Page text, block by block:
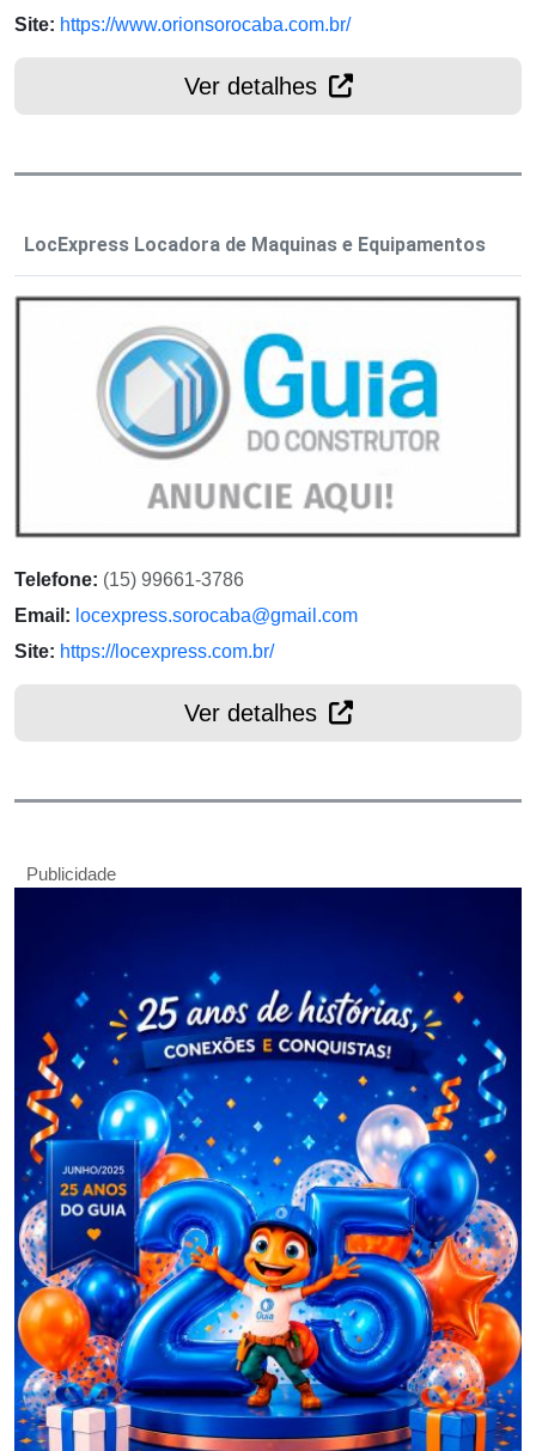
Site: https://www.orionsorocaba.com.br/
Ver detalhes
LocExpress Locadora de Maquinas e Equipamentos
Telefone: (15) 99661-3786
Email: locexpress.sorocaba@gmail.com
Site: https://locexpress.com.br/
Ver detalhes
Publicidade